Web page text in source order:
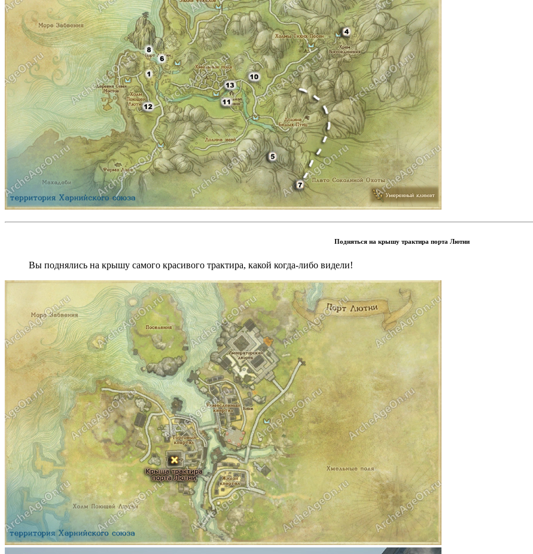
Подняться на крышу трактира порта Лютни
Вы поднялись на крышу самого красивого трактира, какой когда-либо видели!